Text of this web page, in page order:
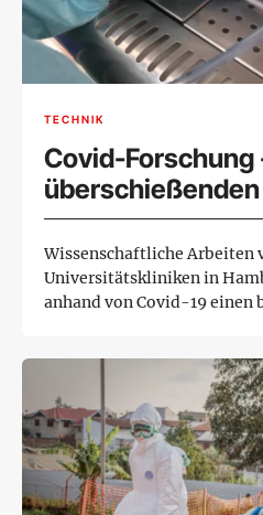
TECHNIK
Covid-Forschung
Wissenschaftliche Arbeiten
Universitätskliniken in
anhand von Covid-19 einen